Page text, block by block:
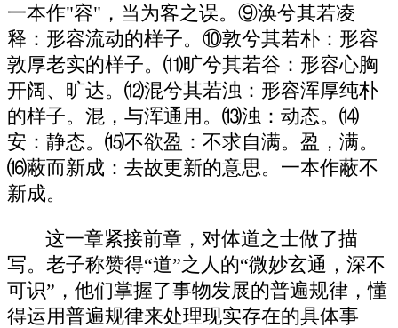
一本作"容"，当为客之误。⑨涣兮其若凌
释：形容流动的样子。⑩敦兮其若朴：形容
敦厚老实的样子。⑾旷兮其若谷：形容心胸
开阔、旷达。⑿混兮其若浊：形容浑厚纯朴
的样子。混，与浑通用。⒀浊：动态。⒁
安：静态。⒂不欲盈：不求自满。盈，满。
⒃蔽而新成：去故更新的意思。一本作蔽不
新成。
这一章紧接前章，对体道之士做了描
写。老子称赞得“道”之人的“微妙玄通，深不
可识”，他们掌握了事物发展的普遍规律，懂
得运用普遍规律来处理现实存在的具体事